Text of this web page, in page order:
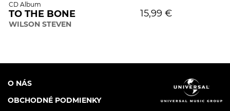
15,99 €
CD Album
TO THE BONE
WILSON STEVEN
O NÁS
OBCHODNÉ PODMIENKY